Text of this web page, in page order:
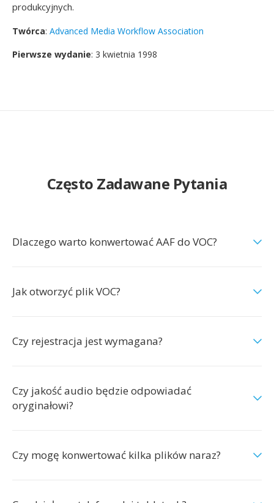
produkcyjnych.
Twórca: Advanced Media Workflow Association
Pierwsze wydanie: 3 kwietnia 1998
Często Zadawane Pytania
Dlaczego warto konwertować AAF do VOC?
Jak otworzyć plik VOC?
Czy rejestracja jest wymagana?
Czy jakość audio będzie odpowiadać
oryginałowi?
Czy mogę konwertować kilka plików naraz?